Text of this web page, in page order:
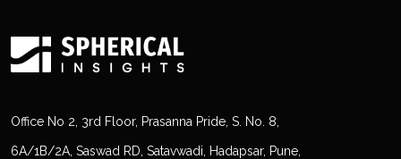
Office No 2, 3rd Floor, Prasanna Pride, S. No. 8,
6A/1B/2A, Saswad RD, Satavwadi, Hadapsar, Pune,